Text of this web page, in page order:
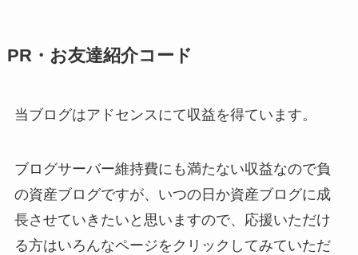
PR・お友達紹介コード
当ブログはアドセンスにて収益を得ています。
ブログサーバー維持費にも満たない収益なので負
の資産ブログですが、いつの日か資産ブログに成
長させていきたいと思いますので、応援いただけ
る方はいろんなページをクリックしてみていただ